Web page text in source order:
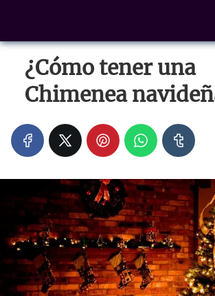
¿Cómo tener una
Chimenea